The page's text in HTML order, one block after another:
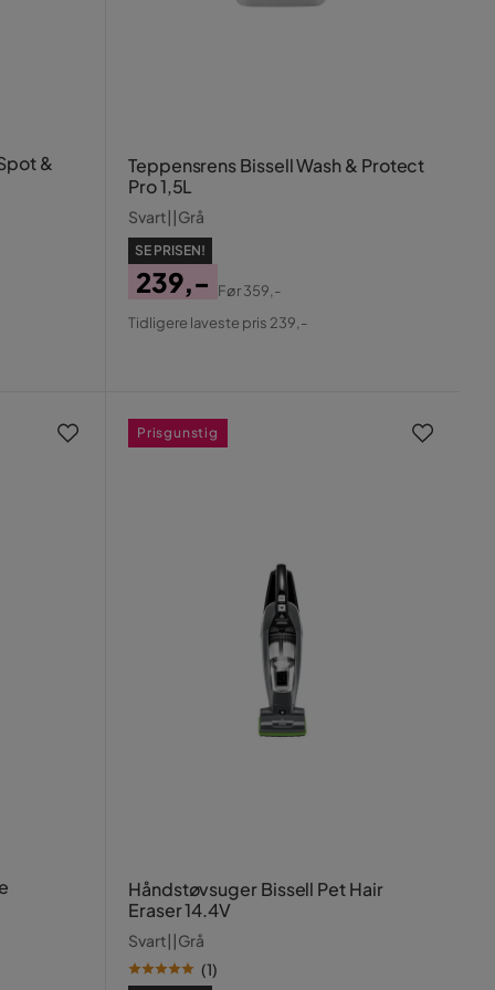
&
Teppensrens Bissell Wash & Protect
Pro 1,5L
Svart||Grå
SE PRISEN!
Pris
239,-
Original
Før359,-
Tidligere laveste pris 239,-
Håndstøvsuger Bissell Pet Hair
Eraser 14.4V
Svart||Grå
(1)
Prisgunstig